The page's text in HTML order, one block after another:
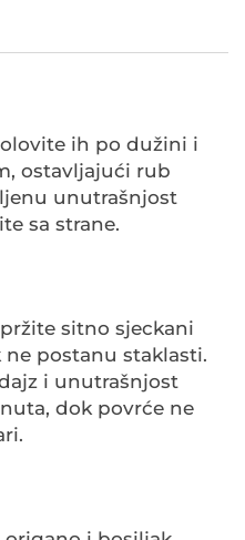
ih po dužini i
ostavljajući rub
unutrašnjost
sa strane.
sitno sjeckani
postanu staklasti.
i unutrašnjost
dok povrće ne